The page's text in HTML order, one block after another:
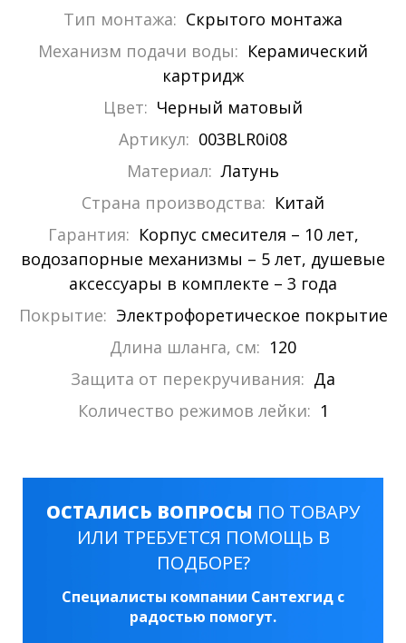
Тип монтажа: Скрытого монтажа
Механизм подачи воды: Керамический
картридж
Цвет: Черный матовый
Артикул: 003BLR0i08
Материал: Латунь
Страна производства: Китай
Гарантия: Корпус смесителя – 10 лет,
водозапорные механизмы – 5 лет, душевые
аксессуары в комплекте – 3 года
Покрытие: Электрофоретическое покрытие
Длина шланга, см: 120
Защита от перекручивания: Да
Количество режимов лейки: 1
ОСТАЛИСЬ ВОПРОСЫ ПО ТОВАРУ
ИЛИ ТРЕБУЕТСЯ ПОМОЩЬ В
ПОДБОРЕ?
Специалисты компании Сантехгид с
радостью помогут.